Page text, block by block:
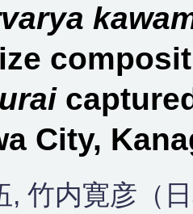
City,
, 竹内寛彦（